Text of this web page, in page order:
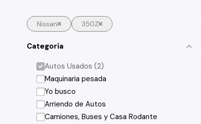
Nissan 350Z
Categoría
Autos Usados (2)
Maquinaria pesada
Yo busco
Arriendo de Autos
Camiones, Buses y Casa Rodante